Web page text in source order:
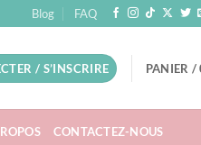
Blog FAQ
/ S’INSCRIRE PANIER /
CONTACTEZ-NOUS